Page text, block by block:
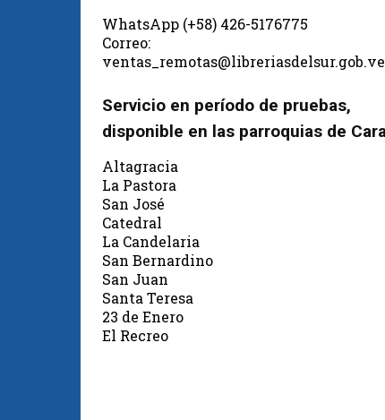
WhatsApp (+58) 426-5176775
Correo:
ventas_remotas@libreriasdelsur.gob.ve
Servicio en período de pruebas,
disponible en las parroquias de
Altagracia
La Pastora
San José
Catedral
La Candelaria
San Bernardino
San Juan
Santa Teresa
23 de Enero
El Recreo